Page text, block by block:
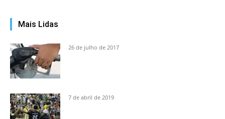
Mais Lidas
26 de julho de 2017
7 de abril de 2019